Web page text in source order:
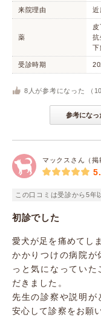
来院理由 近
薬
皮
抗
下
受診時期
8 人が参考になった （ 10
参考になっ
マックスさん（掲
この口コミは受診から5年
初診でした
愛犬が足を痛めてし
かかりつけの病院が
っと気になってい
だきました。
先生の診察や説明が
安心して診察をお願